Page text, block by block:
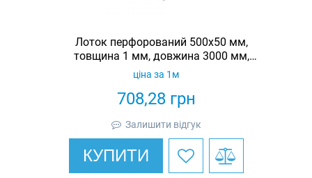
Лоток перфорований 500х50 мм,
товщина 1 мм, довжина 3000 мм,
гарячеоцинкований, Eurotray
708,28грн
ціна за 1м
Залишити відгук
КУПИТИ